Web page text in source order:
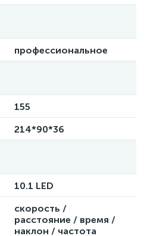
профессиональное
155
214*90*36
10.1 LED
скорость /
расстояние / время /
наклон / частота